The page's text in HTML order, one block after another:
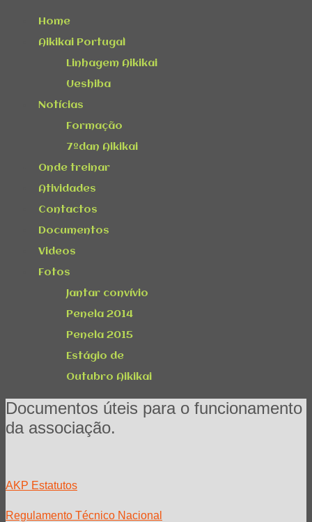
Home
Aikikai Portugal
Linhagem Aikikai
Ueshiba
Notícias
Formação
7ºdan Aikikai
Onde treinar
Atividades
Contactos
Documentos
Videos
Fotos
Jantar convívio
Penela 2014
Penela 2015
Estágio de
Outubro Aikikai
Documentos úteis para o funcionamento
da associação.
AKP Estatutos
Regulamento Técnico Nacional